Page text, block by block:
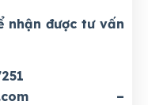
nhận được tư vấn
–